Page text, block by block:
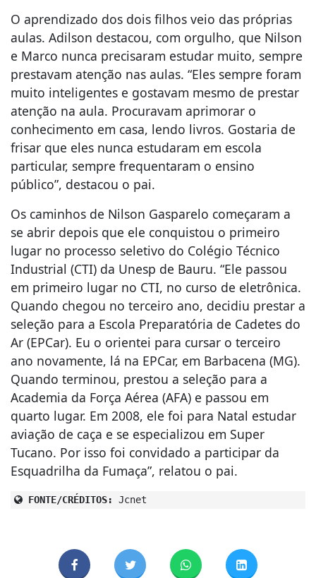
O aprendizado dos dois filhos veio das próprias
aulas. Adilson destacou, com orgulho, que Nilson
e Marco nunca precisaram estudar muito, sempre
prestavam atenção nas aulas. “Eles sempre foram
muito inteligentes e gostavam mesmo de prestar
atenção na aula. Procuravam aprimorar o
conhecimento em casa, lendo livros. Gostaria de
frisar que eles nunca estudaram em escola
particular, sempre frequentaram o ensino
público”, destacou o pai.
Os caminhos de Nilson Gasparelo começaram a
se abrir depois que ele conquistou o primeiro
lugar no processo seletivo do Colégio Técnico
Industrial (CTI) da Unesp de Bauru. “Ele passou
em primeiro lugar no CTI, no curso de eletrônica.
Quando chegou no terceiro ano, decidiu prestar a
seleção para a Escola Preparatória de Cadetes do
Ar (EPCar). Eu o orientei para cursar o terceiro
ano novamente, lá na EPCar, em Barbacena (MG).
Quando terminou, prestou a seleção para a
Academia da Força Aérea (AFA) e passou em
quarto lugar. Em 2008, ele foi para Natal estudar
aviação de caça e se especializou em Super
Tucano. Por isso foi convidado a participar da
Esquadrilha da Fumaça”, relatou o pai.
FONTE/CRÉDITOS: Jcnet